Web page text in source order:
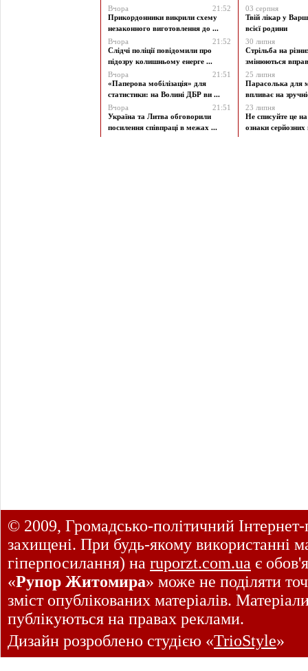
Вчора
21:52
Прикордонники викрили схему
незаконного виготовлення до ...
Вчора
21:52
Слідчі поліції повідомили про
підозру колишньому енерге ...
Вчора
21:51
«Паперова мобілізація» для
статистики: на Волині ДБР ви ...
Вчора
21:51
Україна та Литва обговорили
посилення співпраці в межах ...
03 серпня
Твій лікар у
всієї родини
30 липня
Стрільба на
змінюються
25 липня
Парасолька для
впливає на
23 липня
Не списуйте це
ознаки
© 2009, Громадсько-політичний
захищені. При будь-якому використанні
гіперпосилання) на ruporzt.com.ua є
«Рупор Житомира» може не поділяти
зміст опублікованих матеріалів.
публікуються на правах реклами.
Дизайн розроблено студією «TrioStyle»